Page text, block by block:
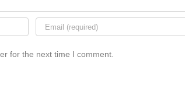
for the next time I comment.